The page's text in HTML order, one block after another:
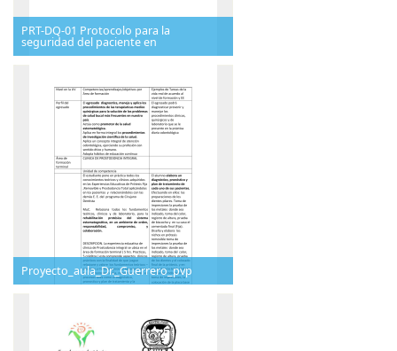
PRT-DQ-01 Protocolo para la
seguridad del paciente en
Proyecto_aula_Dr._Guerrero_pvp